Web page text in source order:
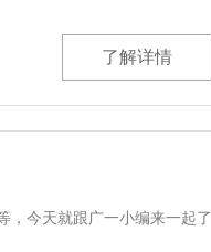
了解详情
，今天就跟广一小编来一起了